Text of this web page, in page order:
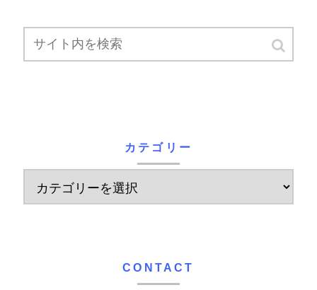
カテゴリー
CONTACT